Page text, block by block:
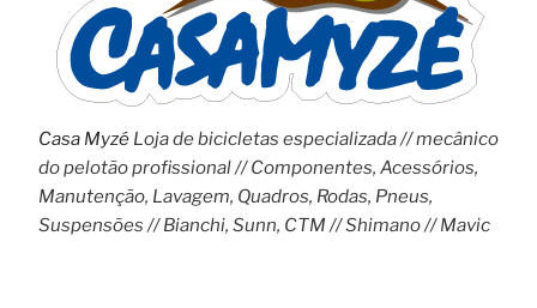
Casa MyzéLoja de bicicletas especializada // mecânico
do pelotão profissional // Componentes, Acessórios,
Manutenção, Lavagem, Quadros, Rodas, Pneus,
Suspensões // Bianchi, Sunn, CTM // Shimano // Mavic